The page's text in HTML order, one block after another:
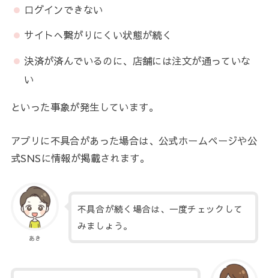
ログインできない
サイトへ繋がりにくい状態が続く
決済が済んでいるのに、店舗には注文が通っていな
い
といった事象が発生しています。
アプリに不具合があった場合は、公式ホームページや公
式SNSに情報が掲載されます。
あき
不具合が続く場合は、一度チェックして
みましょう。